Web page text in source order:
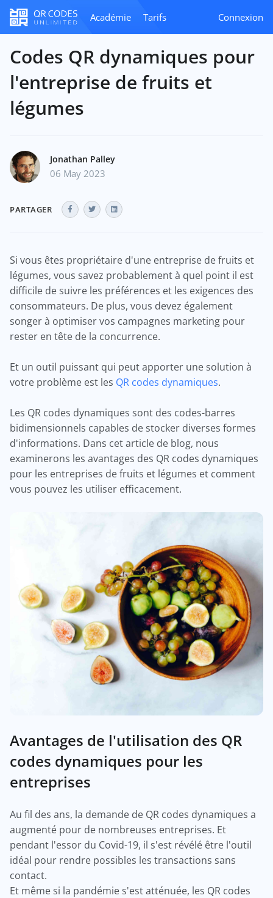
Académie Tarifs Connexion
Codes QR dynamiques pour
l'entreprise de fruits et
légumes
Jonathan Palley
06 May 2023
PARTAGER
Si vous êtes propriétaire d'une entreprise de fruits et
légumes, vous savez probablement à quel point il est
difficile de suivre les préférences et les exigences des
consommateurs. De plus, vous devez également
songer à optimiser vos campagnes marketing pour
rester en tête de la concurrence.
Et un outil puissant qui peut apporter une solution à
votre problème est les QR codes dynamiques.
Les QR codes dynamiques sont des codes-barres
bidimensionnels capables de stocker diverses formes
d'informations. Dans cet article de blog, nous
examinerons les avantages des QR codes dynamiques
pour les entreprises de fruits et légumes et comment
vous pouvez les utiliser efficacement.
Avantages de l'utilisation des QR
codes dynamiques pour les
entreprises
Au fil des ans, la demande de QR codes dynamiques a
augmenté pour de nombreuses entreprises. Et
pendant l'essor du Covid-19, il s'est révélé être l'outil
idéal pour rendre possibles les transactions sans
contact.
Et même si la pandémie s'est atténuée, les QR codes